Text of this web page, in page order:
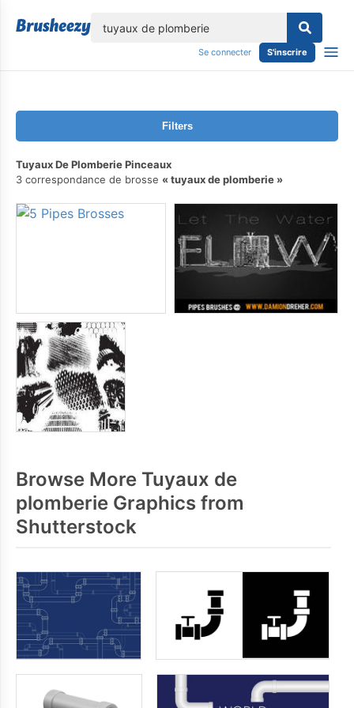
Se connecter S'inscrire
Filters
Tuyaux De Plomberie Pinceaux
3 correspondance de brosse
tuyaux de plomberie
Browse More Tuyaux de
plomberie Graphics from
Shutterstock